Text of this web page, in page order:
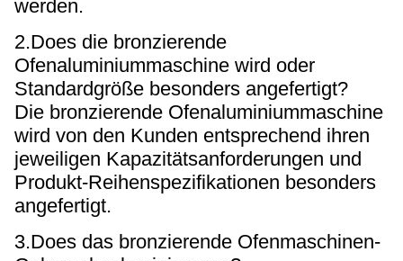
werden.
2.Does die bronzierende
Ofenaluminiummaschine wird oder
Standardgröße besonders angefertigt?
Die bronzierende Ofenaluminiummaschine
wird von den Kunden entsprechend ihren
jeweiligen Kapazitätsanforderungen und
Produkt-Reihenspezifikationen besonders
angefertigt.
3.Does das bronzierende Ofenmaschinen-